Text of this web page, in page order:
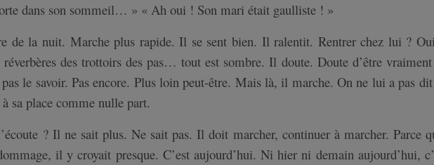
dans son sommeil… » « Ah oui ! Son mari était gaulliste ! »
de la nuit. Marche plus rapide. Il se sent bien. Il ralentit. Rentrer chez lui ?
des trottoirs des pas… tout est sombre. Il doute. Doute d’être
le savoir. Pas encore. Plus loin peut-être. Mais là, il marche. On ne lui a pas
sa place comme nulle part.
? Il ne sait plus. Ne sait pas. Il doit marcher, continuer à marcher. Parce
il y croyait presque. C’est aujourd’hui. Ni hier ni demain aujourd’hui,